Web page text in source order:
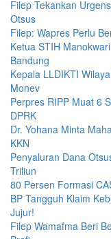
Filep Tekankan
Otsus
Filep: Wapres Perlu
Ketua STIH
Bandung
Kepala LLDIKTI
Monev
Perpres RIPP Muat 6
DPRK
Dr. Yohana Minta
KKN
Penyaluran Dana
Triliun
80 Persen Formasi
BP Tangguh Klaim
Jujur!
Filep Wamafma Beri